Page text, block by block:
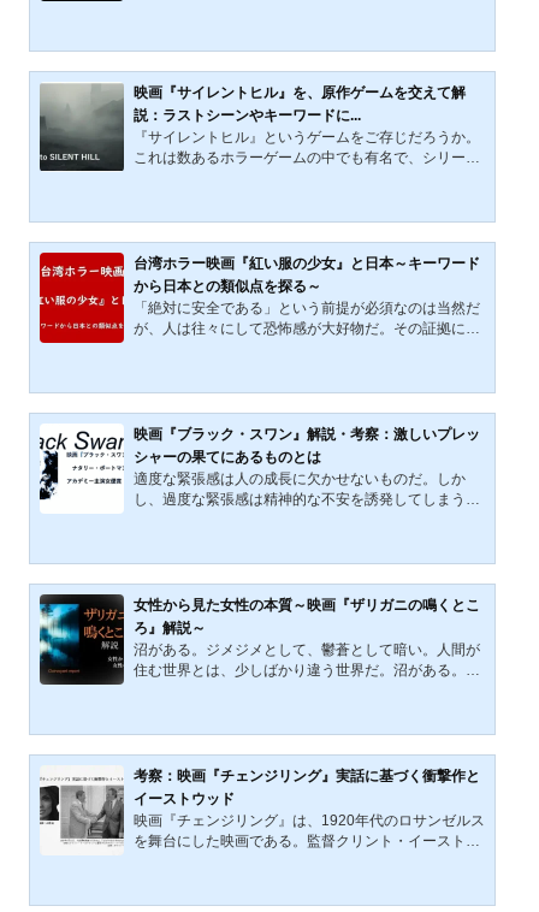
バー』は、女性が持つこうした闇／秘密をキーワード
としたサスペンス映画である。 この記事では、そんな
今作の魅力について語っていきたいと思う。ちなみ
に、ネタバレが多く含まれるため、読む際には注意し
ていただきたい。映画『シンプル・フェイバー』の作
品概要映画『シンプル・フェイバー』は、2018年に公
映画『サイレントヒル』を、原作ゲームを交えて解
説：ラストシーンやキーワードに...
『サイレントヒル』というゲームをご存じだろうか。
これは数あるホラーゲームの中でも有名で、シリーズ
ズは原作ゲーム・実写映画共に、読み解きがいのある
作品だ。そして、ホラー特有の恐怖感(しかもかなり強
め)と共に、切なさや哀愁を感じさせるシナリオが多
い。 この記事では、映画『サイレントヒル』を、原作
ゲームを交えて解説していきたい。見る人を悩ませる
映画のラストシーンや、キーワードである「母」とい
台湾ホラー映画『紅い服の少女』と日本～キーワード
から日本との類似点を探る～
「絶対に安全である」という前提が必須なのは当然だ
が、人は往々にして恐怖感が大好物だ。その証拠に、
ぶものの、根強い人気がある。今回取り上げるのは、
そんなホラー映画の１つ『紅い服の少女』である。台
湾ホラーに馴染みがない人も多いかもしれないが、か
なりおもしろく、かつ、かなりの恐怖感を感じる作品
だ。本作を見ていると、日本のホラーや伝承との類似
点があることに気がついた。この記事で、詳しく語っ
映画『ブラック・スワン』解説・考察：激しいプレッ
シャーの果てにあるものとは
適度な緊張感は人の成長に欠かせないものだ。しか
し、過度な緊張感は精神的な不安を誘発してしまう。
張とプレッシャーに押しつぶされていく１人のバレエ
ダンサーが描かれている。何かと話題になった作品で
もあるため、聞いたことのある人も多いことだろう。
この記事では、本作を細かく解説していきたい。映画
『ブラック・スワン』の作品概要映画『ブラック・ス
ワン』は、2010年に公開されたスリラー映画である。
女性から見た女性の本質～映画『ザリガニの鳴くとこ
ろ』解説～
沼がある。ジメジメとして、鬱蒼として暗い。人間が
住む世界とは、少しばかり違う世界だ。沼がある。水
回取り上げるのは、そんな沼（湿地帯）の風景を美し
く、神秘的に描いた映画『ザリガニの鳴くところ』で
ある。本作は沼地で生き抜いた女性を主人公としてい
る。そして、そんな主人公の描写は独特で、それでい
て魅力的だ。 性別を一括りにして語ることが難しくな
ってきた昨今だが、今回ばかりは「女性」という観点
考察：映画『チェンジリング』実話に基づく衝撃作と
イーストウッド
映画『チェンジリング』は、1920年代のロサンゼルス
を舞台にした映画である。監督クリント・イーストウ
コット事件）」と事件に関連する出来事と母の愛、19